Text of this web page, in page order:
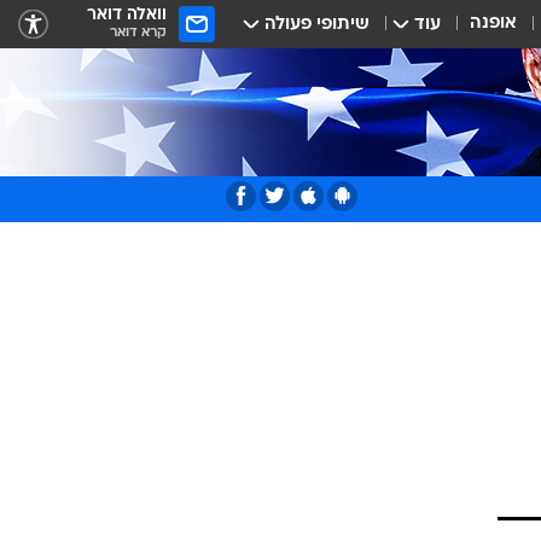
אופנה עוד שיתופי פעולה וואלה דואר
קרא דואר